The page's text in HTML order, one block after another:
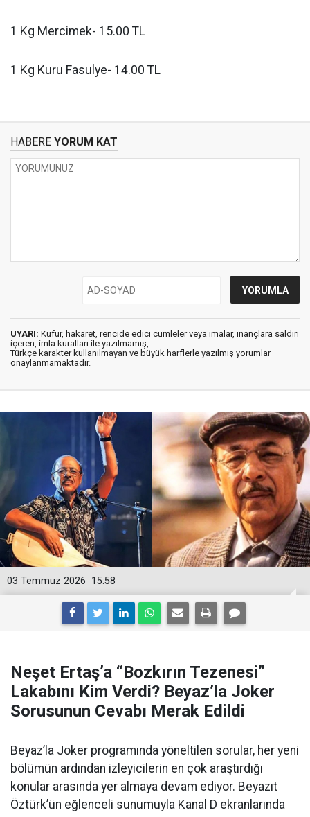
1 Kg Mercimek- 15.00 TL
1 Kg Kuru Fasulye- 14.00 TL
HABERE YORUM KAT
UYARI: Küfür, hakaret, rencide edici cümleler veya imalar, inançlara saldırı
içeren, imla kuralları ile yazılmamış,
Türkçe karakter kullanılmayan ve büyük harflerle yazılmış yorumlar
onaylanmamaktadır.
15:58
03 Temmuz 2026
Neşet Ertaş’a “Bozkırın Tezenesi”
Lakabını Kim Verdi? Beyaz’la Joker
Sorusunun Cevabı Merak Edildi
Beyaz’la Joker programında yöneltilen sorular, her yeni
bölümün ardından izleyicilerin en çok araştırdığı
konular arasında yer almaya devam ediyor. Beyazıt
Öztürk’ün eğlenceli sunumuyla Kanal D ekranlarında